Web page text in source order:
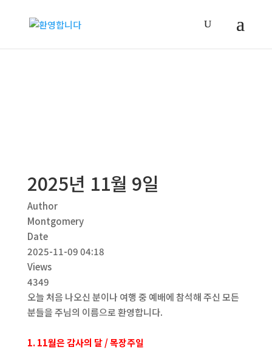
교회소식
2025년 11월 9일
Author
Montgomery
Date
2025-11-09 04:18
Views
4349
오늘 처음 나오신 분이나 여행 중 예배에 참석해 주신 모든
분들을 주님의 이름으로 환영합니다.
1. 11월은 감사의 달 / 목장주일